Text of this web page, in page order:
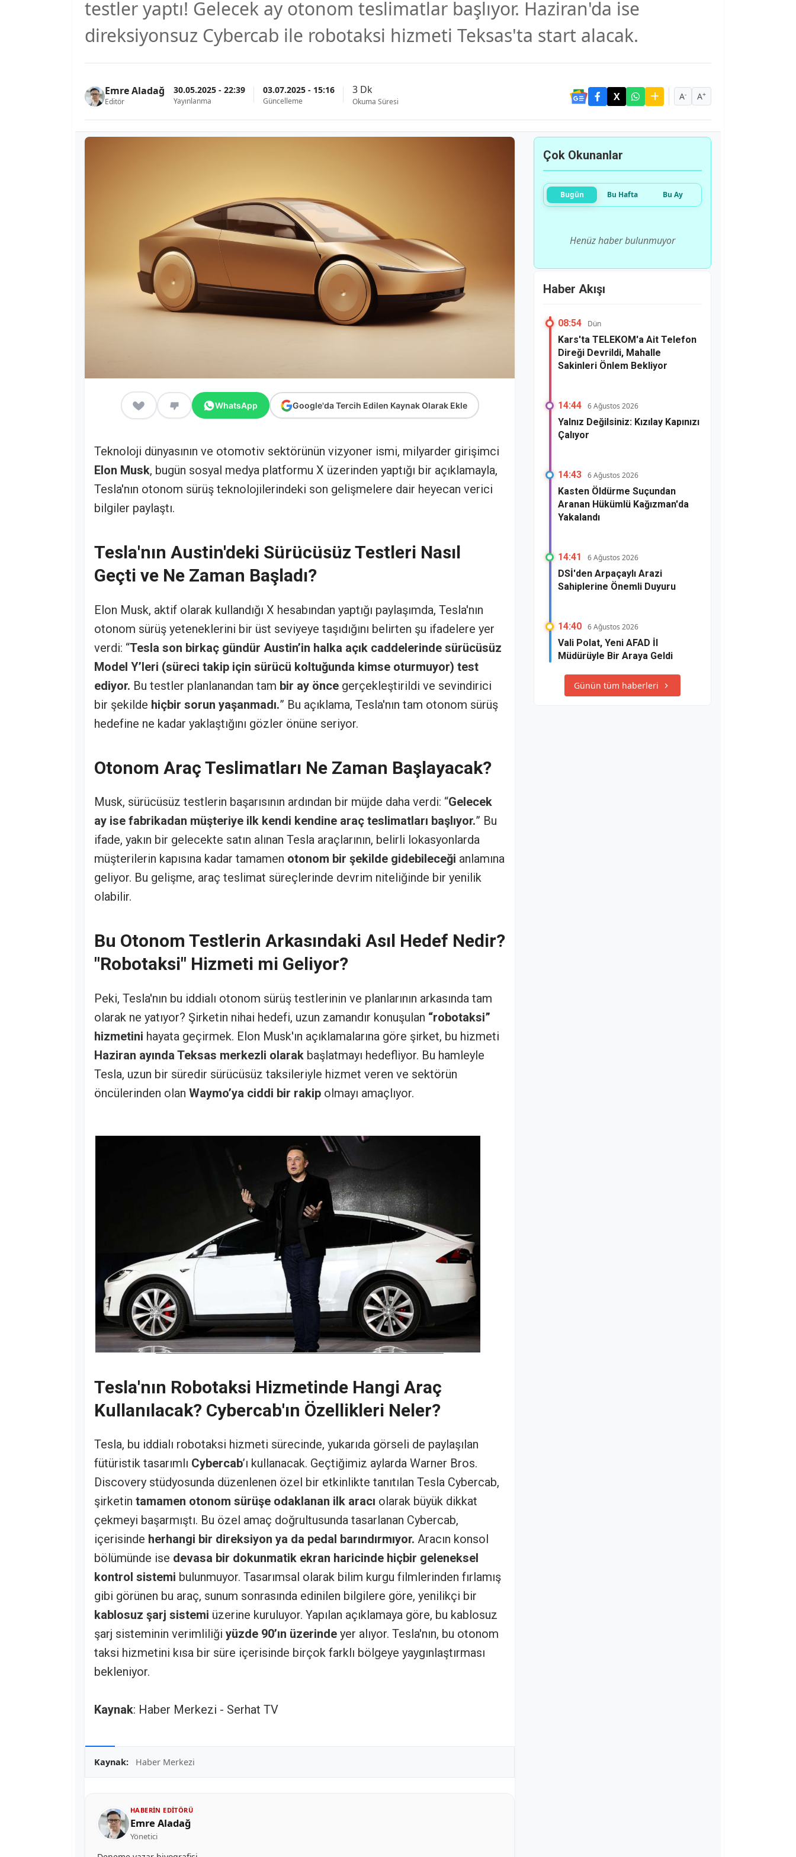
testler yaptı! Gelecek ay otonom teslimatlar başlıyor. Haziran'da ise
direksiyonsuz Cybercab ile robotaksi hizmeti Teksas'ta start alacak.
Emre Aladağ
Editör
30.05.2025 - 22:39
Yayınlanma
03.07.2025 - 15:16
Güncelleme
3 Dk
Okuma Süresi A- A+
WhatsApp Google'da Tercih Edilen Kaynak Olarak Ekle
Teknoloji dünyasının ve otomotiv sektörünün vizyoner ismi, milyarder girişimci
Elon Musk, bugün sosyal medya platformu X üzerinden yaptığı bir açıklamayla,
Tesla'nın otonom sürüş teknolojilerindeki son gelişmelere dair heyecan verici
bilgiler paylaştı.
Tesla'nın Austin'deki Sürücüsüz Testleri Nasıl
Geçti ve Ne Zaman Başladı?
Elon Musk, aktif olarak kullandığı X hesabından yaptığı paylaşımda, Tesla'nın
otonom sürüş yeteneklerini bir üst seviyeye taşıdığını belirten şu ifadelere yer
verdi: “Tesla son birkaç gündür Austin’in halka açık caddelerinde sürücüsüz
Model Y’leri (süreci takip için sürücü koltuğunda kimse oturmuyor) test
ediyor. Bu testler planlanandan tam bir ay önce gerçekleştirildi ve sevindirici
bir şekilde hiçbir sorun yaşanmadı.” Bu açıklama, Tesla'nın tam otonom sürüş
hedefine ne kadar yaklaştığını gözler önüne seriyor.
Otonom Araç Teslimatları Ne Zaman Başlayacak?
Musk, sürücüsüz testlerin başarısının ardından bir müjde daha verdi: “Gelecek
ay ise fabrikadan müşteriye ilk kendi kendine araç teslimatları başlıyor.” Bu
ifade, yakın bir gelecekte satın alınan Tesla araçlarının, belirli lokasyonlarda
müşterilerin kapısına kadar tamamen otonom bir şekilde gidebileceği anlamına
geliyor. Bu gelişme, araç teslimat süreçlerinde devrim niteliğinde bir yenilik
olabilir.
Bu Otonom Testlerin Arkasındaki Asıl Hedef Nedir?
"Robotaksi" Hizmeti mi Geliyor?
Peki, Tesla'nın bu iddialı otonom sürüş testlerinin ve planlarının arkasında tam
olarak ne yatıyor? Şirketin nihai hedefi, uzun zamandır konuşulan “robotaksi”
hizmetini hayata geçirmek. Elon Musk'ın açıklamalarına göre şirket, bu hizmeti
Haziran ayında Teksas merkezli olarak başlatmayı hedefliyor. Bu hamleyle
Tesla, uzun bir süredir sürücüsüz taksileriyle hizmet veren ve sektörün
öncülerinden olan Waymo’ya ciddi bir rakip olmayı amaçlıyor.
Tesla'nın Robotaksi Hizmetinde Hangi Araç
Kullanılacak? Cybercab'ın Özellikleri Neler?
Tesla, bu iddialı robotaksi hizmeti sürecinde, yukarıda görseli de paylaşılan
fütüristik tasarımlı Cybercab’ı kullanacak. Geçtiğimiz aylarda Warner Bros.
Discovery stüdyosunda düzenlenen özel bir etkinlikte tanıtılan Tesla Cybercab,
şirketin tamamen otonom sürüşe odaklanan ilk aracı olarak büyük dikkat
çekmeyi başarmıştı. Bu özel amaç doğrultusunda tasarlanan Cybercab,
içerisinde herhangi bir direksiyon ya da pedal barındırmıyor. Aracın konsol
bölümünde ise devasa bir dokunmatik ekran haricinde hiçbir geleneksel
kontrol sistemi bulunmuyor. Tasarımsal olarak bilim kurgu filmlerinden fırlamış
gibi görünen bu araç, sunum sonrasında edinilen bilgilere göre, yenilikçi bir
kablosuz şarj sistemi üzerine kuruluyor. Yapılan açıklamaya göre, bu kablosuz
şarj sisteminin verimliliği yüzde 90’ın üzerinde yer alıyor. Tesla'nın, bu otonom
taksi hizmetini kısa bir süre içerisinde birçok farklı bölgeye yaygınlaştırması
bekleniyor.
Kaynak: Haber Merkezi - Serhat TV
Kaynak: Haber Merkezi
HABERIN EDITÖRÜ
Emre Aladağ
Yönetici
Çok Okunanlar
Bugün Bu Hafta Bu Ay
Henüz haber bulunmuyor
Haber Akışı
08:54 Dün
Kars'ta TELEKOM'a Ait Telefon
Direği Devrildi, Mahalle
Sakinleri Önlem Bekliyor
14:44 6 Ağustos 2026
Yalnız Değilsiniz: Kızılay Kapınızı
Çalıyor
14:43 6 Ağustos 2026
Kasten Öldürme Suçundan
Aranan Hükümlü Kağızman'da
Yakalandı
14:41 6 Ağustos 2026
DSİ'den Arpaçaylı Arazi
Sahiplerine Önemli Duyuru
14:40 6 Ağustos 2026
Vali Polat, Yeni AFAD İl
Müdürüyle Bir Araya Geldi
Günün tüm haberleri